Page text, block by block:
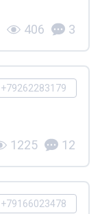
406 3
+79262283179
1225 12
+79166023478